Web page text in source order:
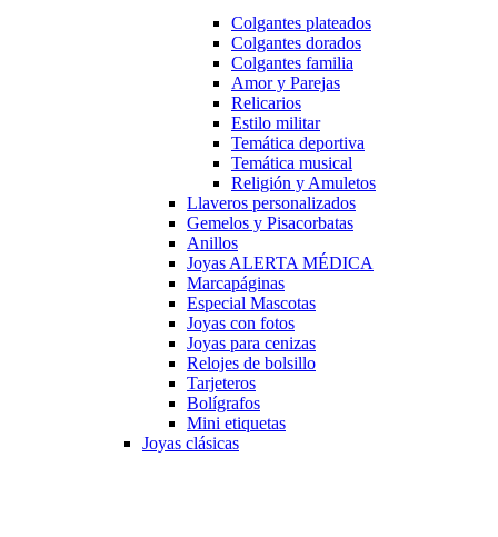
Colgantes plateados
Colgantes dorados
Colgantes familia
Amor y Parejas
Relicarios
Estilo militar
Temática deportiva
Temática musical
Religión y Amuletos
Llaveros personalizados
Gemelos y Pisacorbatas
Anillos
Joyas ALERTA MÉDICA
Marcapáginas
Especial Mascotas
Joyas con fotos
Joyas para cenizas
Relojes de bolsillo
Tarjeteros
Bolígrafos
Mini etiquetas
Joyas clásicas